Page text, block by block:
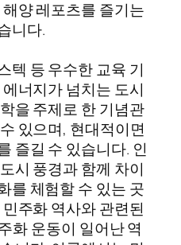
양 레포츠를 즐기는
니다.
텍 등 우수한 교육 기
너지가 넘치는 도시
을 주제로 한 기념관
있으며, 현대적이면
즐길 수 있습니다. 인
시 풍경과 함께 차이
를 체험할 수 있는 곳
주화 역사와 관련된
화 운동이 일어난 역